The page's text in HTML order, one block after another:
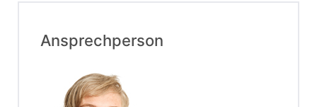
Ansprechperson